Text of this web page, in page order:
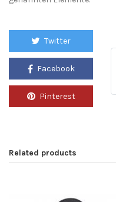
Twitter
Facebook
Pinterest
Related products